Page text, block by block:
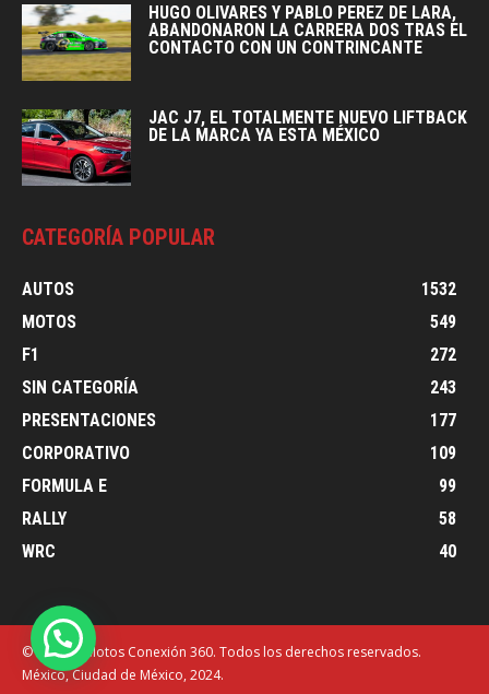
HUGO OLIVARES Y PABLO PEREZ DE LARA,
ABANDONARON LA CARRERA DOS TRAS EL
CONTACTO CON UN CONTRINCANTE
JAC J7, EL TOTALMENTE NUEVO LIFTBACK
DE LA MARCA YA ESTA MÉXICO
CATEGORÍA POPULAR
AUTOS
1532
MOTOS
549
F1
272
SIN CATEGORÍA
243
PRESENTACIONES
177
CORPORATIVO
109
FORMULA E
99
RALLY
58
WRC
40
© Autos y Motos Conexión 360. Todos los derechos reservados.
México, Ciudad de México, 2024.